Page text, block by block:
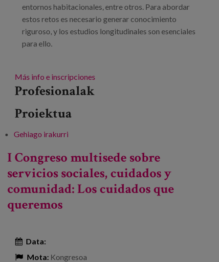
entornos habitacionales, entre otros. Para abordar
estos retos es necesario generar conocimiento
riguroso, y los estudios longitudinales son esenciales
para ello.
Más info e inscripciones
Profesionalak
Proiektua
Gehiago irakurri
ri buruz
I Congreso multisede sobre
servicios sociales, cuidados y
comunidad: Los cuidados que
queremos
Data:
Mota: Kongresoa